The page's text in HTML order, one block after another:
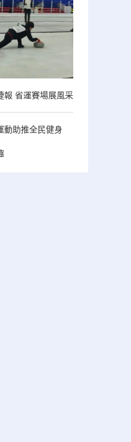
報 省運賽場展風采
動助推全民健身